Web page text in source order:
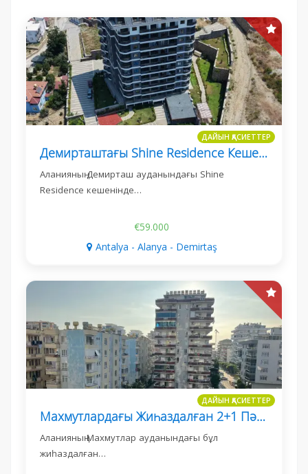
ДАЙЫН ҚАСИЕТТЕР
Демирташтағы Shine Residence Кешенінде 1+1 Пәтер
Аланияның Демирташ ауданындағы Shine
Residence кешенінде…
€59.000
Antalya - Alanya - Demirtaş
ДАЙЫН ҚАСИЕТТЕР
Махмутлардағы Жиһаздалған 2+1 Пәтер, Теңізге 500 М
Аланияның Махмутлар ауданындағы бұл
жиһаздалған…